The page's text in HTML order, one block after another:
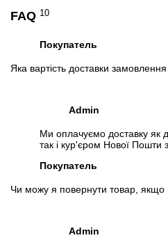
FAQ 10
Покупатель
Яка вартість доставки
Admin
Ми оплачуємо доставку як
так і кур'єром Нової
Покупатель
Чи можу я повернути товар, якщо
Admin